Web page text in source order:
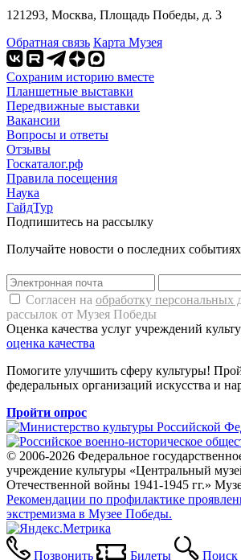
121293, Москва, Площадь Победы, д. 3
Обратная связь Карта Музея
Сохраним историю вместе
Планшетные выставки
Передвижные выставки
Вакансии
Вопросы и ответы
Отзывы
Госкаталог.рф
Правила посещения
Наука
ГайдТур
Подпишитесь на рассылку
Получайте новости о последних
Согласен на обработку персональных
рассылок от Музея Победы
Оценка качества услуг учреждений
оценка качества
Помогите улучшить сферу культуры!
федеральных организаций искусства и
Пройти опрос
© 2006-2026 Федеральное
учреждение культуры «Центральный
Отечественной войны 1941-1945 гг.»
Рекомендации по профилактике
экстремизма в Музее Победы.
Позвонить Билеты Поиск